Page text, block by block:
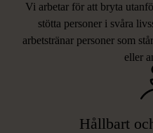
Vi arbetar för att bryta
stötta personer i svåra
arbetstränar personer som
eller
Hållbart